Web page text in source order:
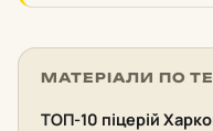
МАТЕРІАЛИ ПО
ТОП-10 піцерій